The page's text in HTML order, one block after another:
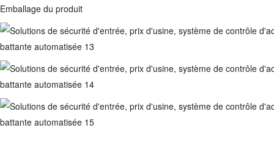
Emballage du produit